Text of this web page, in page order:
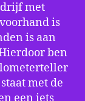
met
is
is aan
ben
met de